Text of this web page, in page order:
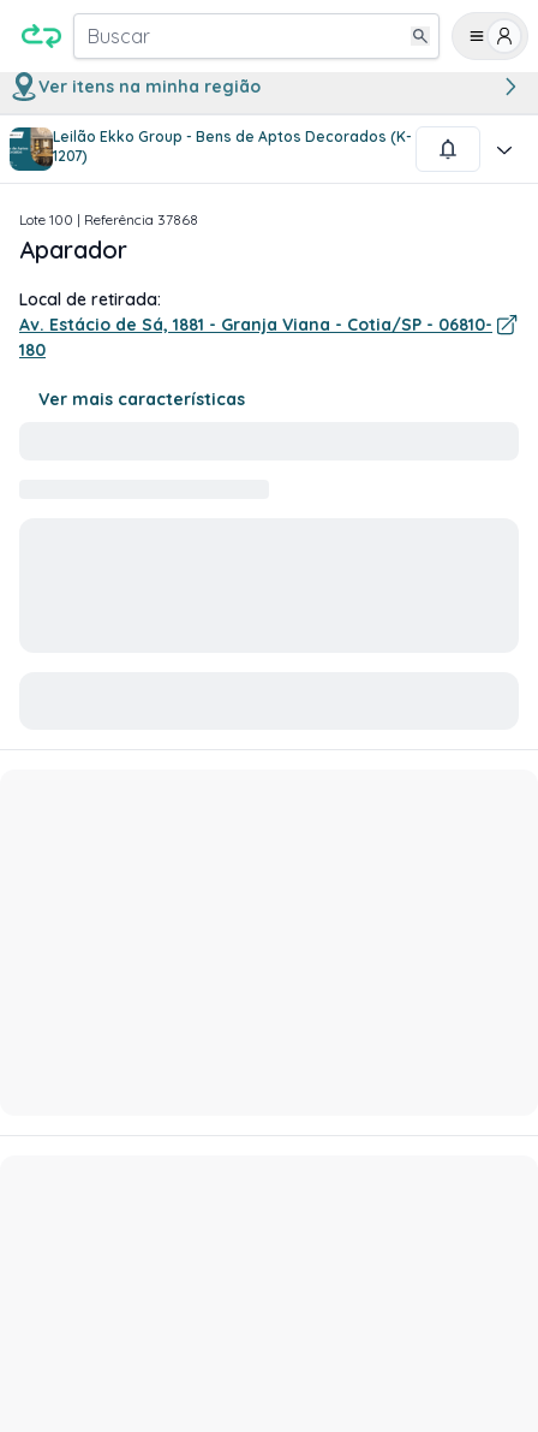
Buscar
Ver itens na minha região
Leilão Ekko Group - Bens de Aptos Decorados (K-
1207)
1/2
Lote 100 | Referência 37868
Aparador
Local de retirada:
Av. Estácio de Sá, 1881 - Granja Viana - Cotia/SP - 06810-
180
Ver mais características